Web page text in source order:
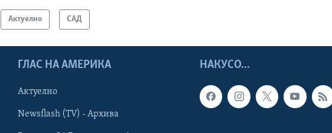
Актуелно САД
НАКУСО...
ГЛАС НА АМЕРИКА
Актуелно
Newsflash (TV) - Архива